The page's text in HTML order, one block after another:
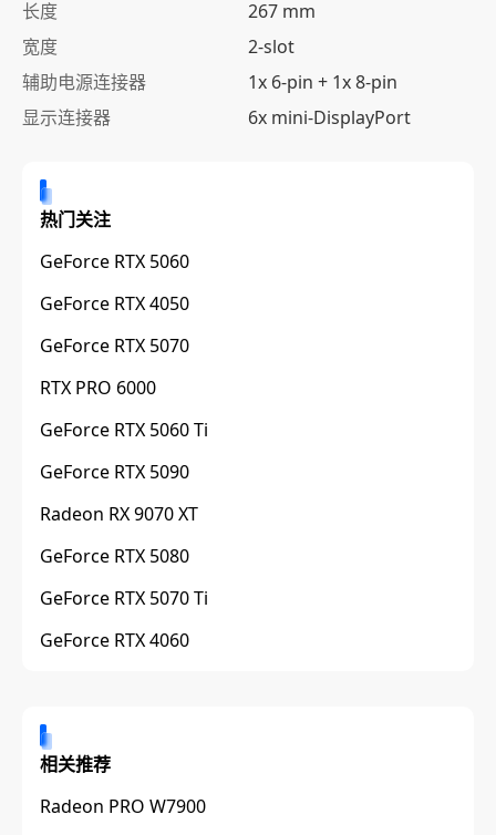
长度
267 mm
宽度
2-slot
辅助电源连接器
1x 6-pin + 1x 8-pin
显示连接器
6x mini-DisplayPort
热门关注
GeForce RTX 5060
GeForce RTX 4050
GeForce RTX 5070
RTX PRO 6000
GeForce RTX 5060 Ti
GeForce RTX 5090
Radeon RX 9070 XT
GeForce RTX 5080
GeForce RTX 5070 Ti
GeForce RTX 4060
相关推荐
Radeon PRO W7900